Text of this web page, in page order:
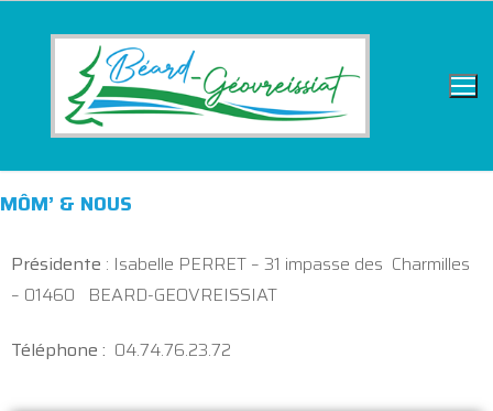
MÔM’ & NOUS
Présidente : Isabelle PERRET – 31 impasse des Charmilles
– 01460 BEARD-GEOVREISSIAT
Téléphone : 04.74.76.23.72